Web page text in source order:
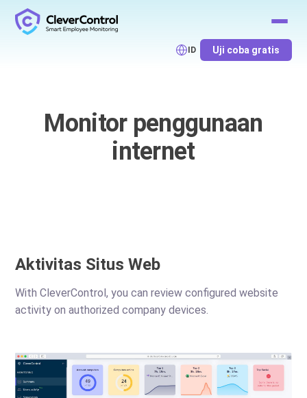
ID Uji coba gratis
Monitor penggunaan
internet
Aktivitas Situs Web
With CleverControl, you can review configured website
activity on authorized company devices.